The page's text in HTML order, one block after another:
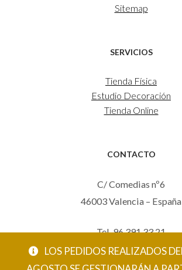
LOS PEDIDOS REALIZADOS
Sitemap
SERVICIOS
Tienda Física
Estudio Decoración
Tienda Online
CONTACTO
C/ Comedias nº6
46003 Valencia – España
Tel. 96 391 33 21
Mov. 620 123 461